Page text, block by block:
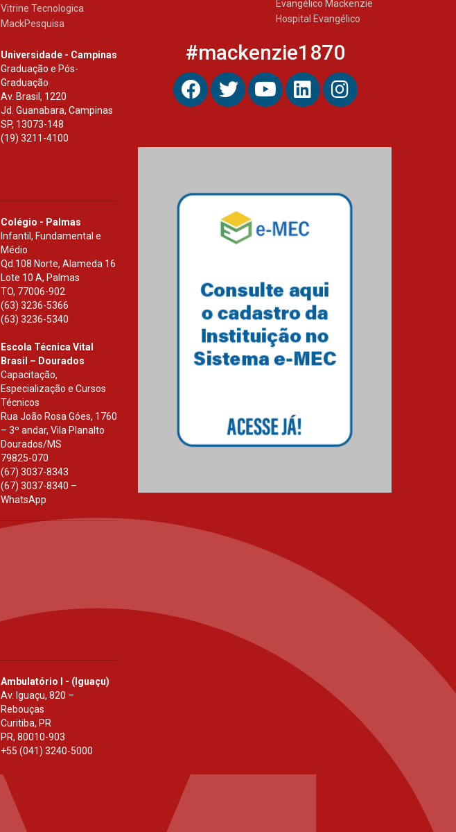
Vitrine Tecnologica
MackPesquisa
Evangélico Mackenzie
Hospital Evangélico
Universidade - Campinas
Graduação e Pós-
Graduação
Av. Brasil, 1220
Jd. Guanabara, Campinas
SP, 13073-148
(19) 3211-4100
Colégio - Palmas
Infantil, Fundamental e
Médio
Qd.108 Norte, Alameda 16
Lote 10 A, Palmas
TO, 77006-902
(63) 3236-5366
(63) 3236-5340
Escola Técnica Vital
Brasil – Dourados
Capacitação,
Especialização e Cursos
Técnicos
Rua João Rosa Góes, 1760
– 3º andar, Vila Planalto
Dourados/MS
79825-070
(67) 3037-8343
(67) 3037-8340 –
WhatsApp
Ambulatório I - (Iguaçu)
Av. Iguaçu, 820 –
Rebouças
Curitiba, PR
PR, 80010-903
+55 (041) 3240-5000
#mackenzie1870